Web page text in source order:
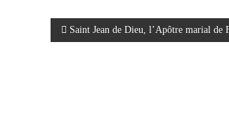
N Saint Jean de Dieu, l’Apôtre marial de